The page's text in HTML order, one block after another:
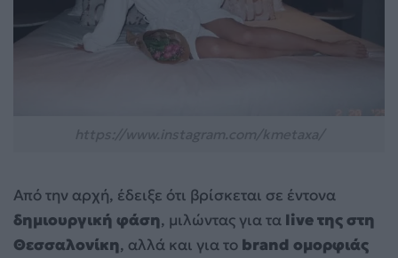
Από την αρχή, έδειξε ότι βρίσκεται σε έντονα
δημιουργική φάση, μιλώντας για τα live της στη
Θεσσαλονίκη, αλλά και για το brand ομορφιάς